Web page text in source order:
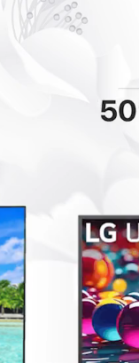
Ashley -
нуруу
буйдан
Буйдан
898,000₮